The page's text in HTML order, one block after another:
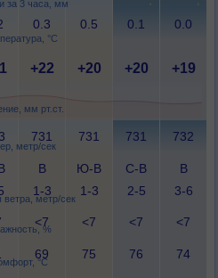
за 3 часа, мм
°C
мм рт.ст.
метр/сек
метр/сек
%
°C
0.3 0.5 0.1 0.0
+22 +20 +20 +19
731 731 731 732
В
1-3
Ю-В
1-3
С-В
2-5
В
3-6
<7 <7 <7 <7
69 75 76 74